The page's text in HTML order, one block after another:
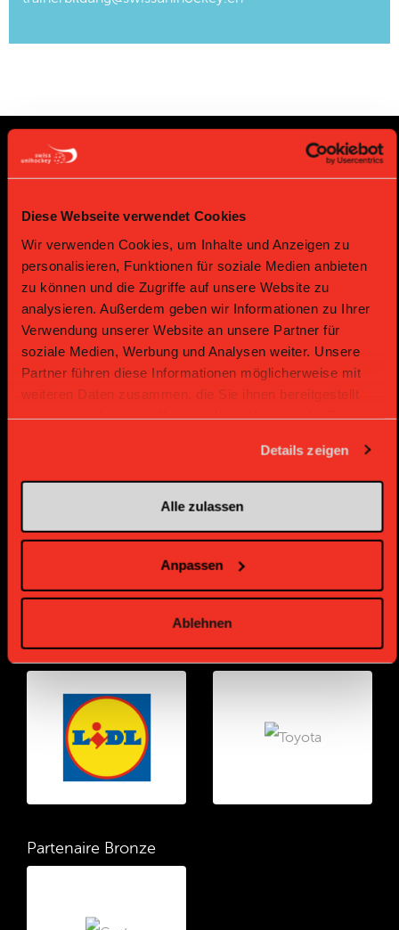
Diese Webseite verwendet Cookies
Wir verwenden Cookies, um Inhalte und Anzeigen zu
personalisieren, Funktionen für soziale Medien anbieten
zu können und die Zugriffe auf unsere Website zu
analysieren. Außerdem geben wir Informationen zu Ihrer
Verwendung unserer Website an unsere Partner für
soziale Medien, Werbung und Analysen weiter. Unsere
Partner führen diese Informationen möglicherweise mit
weiteren Daten zusammen, die Sie ihnen bereitgestellt
Details zeigen
Alle zulassen
Anpassen
Ablehnen
Partenaires principaux et
Sponsors
Partenaire Platin
Partenaire Or
Partenaire Or Partenaire Or
Partenaire Bronze